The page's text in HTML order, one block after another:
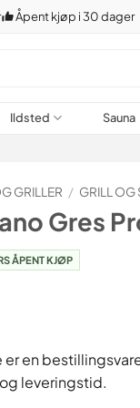
Åpent kjøp i 30 dager
Ildsted Sauna
GRILLER / GRILL OG
Gres
ÅPENT KJØP
er en
leveringstid.